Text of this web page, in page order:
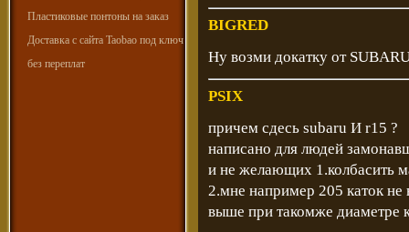
Пластиковые понтоны на заказ
Доставка с сайта Taobao под ключ
без переплат
BIGRED
Ну возми докатку от
PSIX
причем сдесь subaru И r15 ?
написано для людей
и не желающих 1.колбасить
2.мне например 205 каток
выше при такомже диаметре